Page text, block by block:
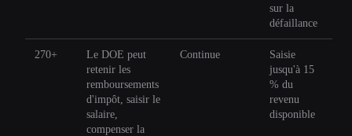
sur la
défaillance
270+
Le DOE peut
retenir les
remboursements
d'impôt, saisir le
salaire,
compenser la
Continue
Saisie
jusqu'à 15
% du
revenu
disponible